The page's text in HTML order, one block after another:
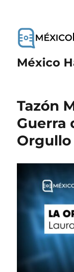
México
Tazón
Guerra